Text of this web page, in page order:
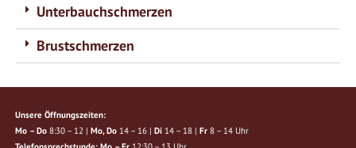
Unterbauchschmerzen
Brustschmerzen
Unsere Öffnungszeiten:
Mo – Do 8:30 – 12 | Mo, Do 14 – 16 | Di 14 – 18 | Fr 8 – 14 Uhr